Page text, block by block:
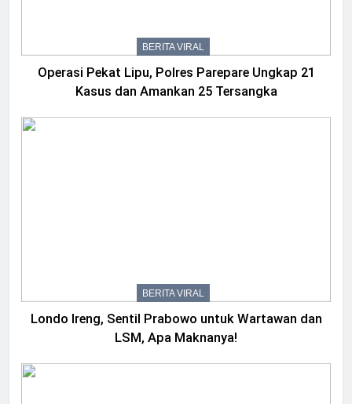
BERITA VIRAL
Operasi Pekat Lipu, Polres Parepare Ungkap 21
Kasus dan Amankan 25 Tersangka
BERITA VIRAL
Londo Ireng, Sentil Prabowo untuk Wartawan dan
LSM, Apa Maknanya!